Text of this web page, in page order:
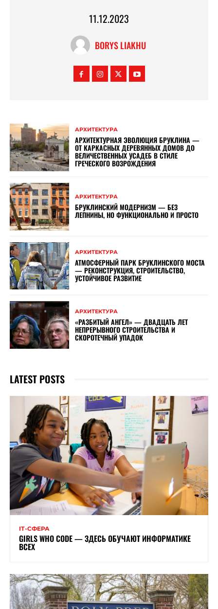
11.12.2023
BORYS LIAKHU
АРХИТЕКТУРА
АРХИТЕКТУРНАЯ ЭВОЛЮЦИЯ БРУКЛИНА —
ОТ КАРКАСНЫХ ДЕРЕВЯННЫХ ДОМОВ ДО
ВЕЛИЧЕСТВЕННЫХ УСАДЕБ В СТИЛЕ
ГРЕЧЕСКОГО ВОЗРОЖДЕНИЯ
АРХИТЕКТУРА
БРУКЛИНСКИЙ МОДЕРНИЗМ — БЕЗ
ЛЕПНИНЫ, НО ФУНКЦИОНАЛЬНО И ПРОСТО
АРХИТЕКТУРА
АТМОСФЕРНЫЙ ПАРК БРУКЛИНСКОГО МОСТА
— РЕКОНСТРУКЦИЯ, СТРОИТЕЛЬСТВО,
УСТОЙЧИВОЕ РАЗВИТИЕ
АРХИТЕКТУРА
«РАЗБИТЫЙ АНГЕЛ» — ДВАДЦАТЬ ЛЕТ
НЕПРЕРЫВНОГО СТРОИТЕЛЬСТВА И
СКОРОТЕЧНЫЙ УПАДОК
LATEST POSTS
ІТ-СФЕРА
GIRLS WHO CODE — ЗДЕСЬ ОБУЧАЮТ ИНФОРМАТИКЕ
ВСЕХ